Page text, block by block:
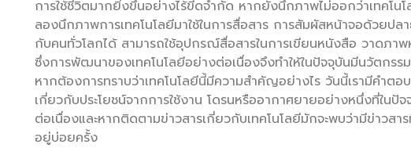
การใช้ชีวิตมากยิ่งขึ้นอย่างไร้ขีดจำกัด หากยังนึกภาพไม่ออกว่าเทคโน
ลองนึกภาพการเทคโนโลยีมาใช้ในการสื่อสาร การสัมผัสหน้าจอด้วยปล
กับคนทั่วโลกได้ สามารถใช้อุปกรณ์สื่อสารในการเขียนหนังสือ วาดภา
ซึ่งการพัฒนาของเทคโนโลยีอย่างต่อเนื่องจึงทำให้ในปัจจุบันมีนวัตกรรม
หากต้องการทราบว่าเทคโนโลยีนี้มีความสำคัญอย่างไร วันนี้เรามีคำตอ
เกี่ยวกับประโยชน์จากการใช้งาน โดรนหรืออากาศยายอย่างหนึ่งที่ใน
ต่อเนื่องและหากติดตามข่าวสารเกี่ยวกับเทคโนโลยีมักจะพบว่ามีข่าวส
อยู่บ่อยครั้ง